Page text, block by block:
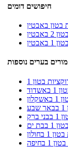
חיפושים דומים
בטון באבטין
מורים בערים נוספות
בטון 1
ים